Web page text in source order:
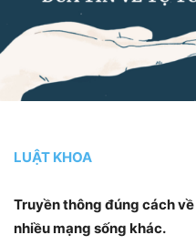
LUẬT KHOA
Truyền thông đúng cách
nhiều mạng sống khác.